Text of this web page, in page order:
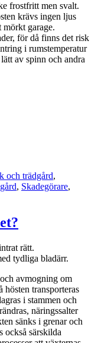
frostfritt men svalt.
krävs ingen ljus
mörkt garage.
för då finns det risk
i rumstemperatur
av spinn och andra
och trädgård,
, Skadegörare,
tydliga bladärr.
avmogning om
hösten transporteras
i stammen och
näringssalter
sänks i grenar och
också särskilda